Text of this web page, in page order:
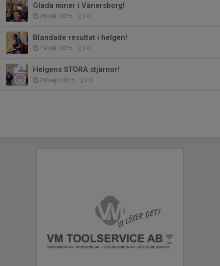
Glada miner i Vänersborg!
26 okt 2025 0
Blandade resultat i helgen!
19 okt 2025 0
Helgens STORA stjärnor!
28 sep 2025 0